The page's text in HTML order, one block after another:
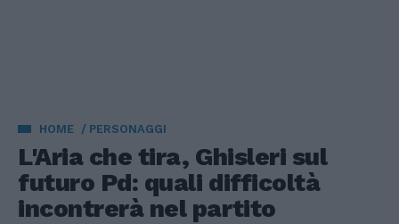
HOME PERSONAGGI
L'Aria che tira, Ghisleri sul
futuro Pd: quali difficoltà
incontrerà nel partito